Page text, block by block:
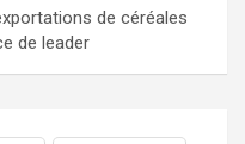
de céréales
de leader